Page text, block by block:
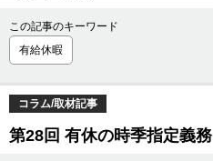
この記事のキーワード
有給休暇
コラム/取材記事
第28回 有休の時季指定義